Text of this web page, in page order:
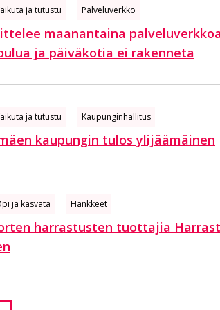
ja tutustu Palveluverkko
maanantaina
ja päiväkotia ei rakenneta
ja tutustu Kaupunginhallitus
kaupungin tulos ylijäämäinen
ja kasvata Hankkeet
harrastusten tuottajia